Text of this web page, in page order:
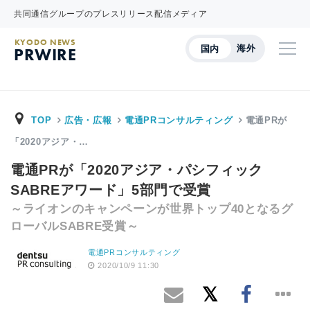
共同通信グループのプレスリリース配信メディア
国内 海外
KYODO NEWS
PRWIRE
TOP 広告・広報 電通PRコンサルティング 電通PRが
「2020アジア・…
電通PRが「2020アジア・パシフィック
SABREアワード」5部門で受賞
～ライオンのキャンペーンが世界トップ40となるグ
ローバルSABRE受賞～
電通PRコンサルティング
2020/10/9 11:30